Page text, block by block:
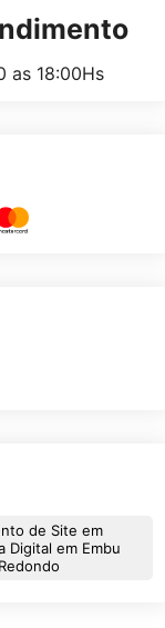
as 18:00Hs
de Site em
Digital em Embu